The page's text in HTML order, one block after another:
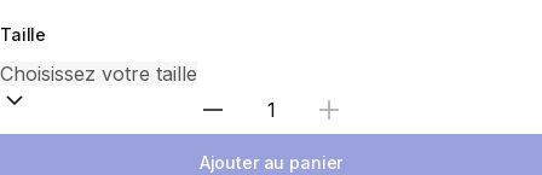
Taille
Sélectionnez la quantité
Ajouter au panier